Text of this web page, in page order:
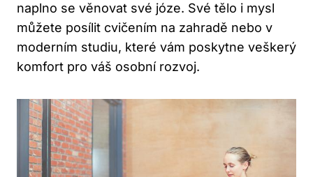
naplno se věnovat své józe. Své tělo i mysl
můžete posílit cvičením na zahradě nebo v
moderním studiu, které vám poskytne veškerý
komfort pro váš osobní rozvoj.